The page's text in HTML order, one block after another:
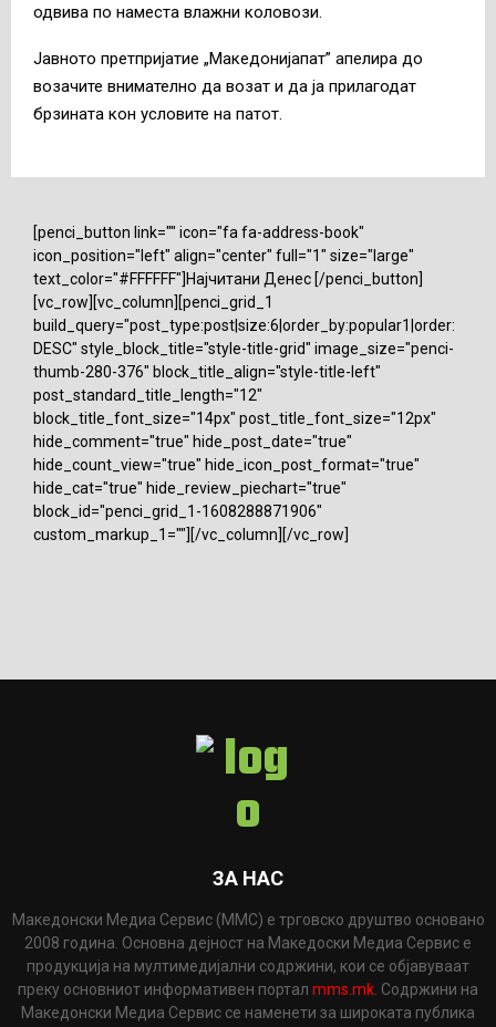
одвива по наместа влажни коловози.
Јавното претпријатие „Македонијапат” апелира до
возачите внимателно да возат и да ја прилагодат
брзината кон условите на патот.
[penci_button link="" icon="fa fa-address-book"
icon_position="left" align="center" full="1" size="large"
text_color="#FFFFFF"]Најчитани Денес [/penci_button]
[vc_row][vc_column][penci_grid_1
build_query="post_type:post|size:6|order_by:popular1|order:
DESC" style_block_title="style-title-grid" image_size="penci-
thumb-280-376" block_title_align="style-title-left"
post_standard_title_length="12"
block_title_font_size="14px" post_title_font_size="12px"
hide_comment="true" hide_post_date="true"
hide_count_view="true" hide_icon_post_format="true"
hide_cat="true" hide_review_piechart="true"
block_id="penci_grid_1-1608288871906"
custom_markup_1=""][/vc_column][/vc_row]
ЗА НАС
Македонски Медиа Сервис (ММС) е трговско друштво основано
2008 година. Основна дејност на Македоски Медиа Сервис е
продукција на мултимедијални содржини, кои се објавуваат
преку основниот информативен портал mms.mk . Содржини на
Македонски Медиа Сервис се наменети за широката публика